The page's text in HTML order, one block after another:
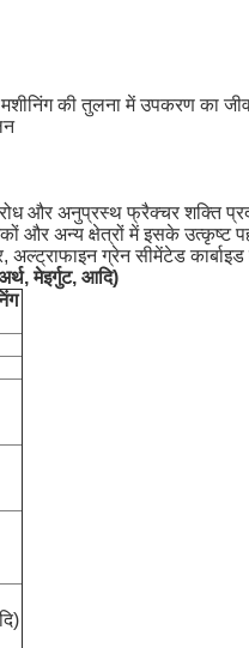
मशीनिंग की तुलना में उपकरण का
और अनुप्रस्थ फ्रैक्चर शक्ति
और अन्य क्षेत्रों में इसके उत्कृष्ट
ग्रेन सीमेंटेड
मेइर्गुट, आदि)